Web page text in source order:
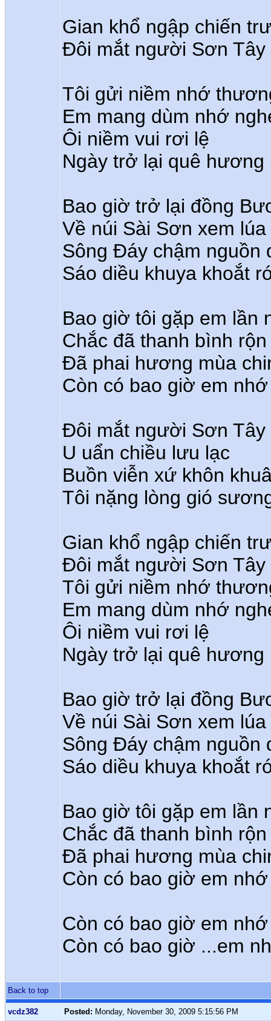
Gian khổ ngập chiến
Đôi mắt người Sơn Tây
Tôi gửi niềm nhớ
Em mang dùm nhớ
Ôi niềm vui rơi lệ
Ngày trở lại quê hương
Bao giờ trở lại đồng
Về núi Sài Sơn xem lúa
Sông Đáy chậm nguồn
Sáo diều khuya khoắt
Bao giờ tôi gặp em lần
Chắc đã thanh bình
Đã phai hương mùa
Còn có bao giờ em
Đôi mắt người Sơn Tây
U uẩn chiều lưu lạc
Buồn viễn xứ khôn
Tôi nặng lòng gió
Gian khổ ngập chiến
Đôi mắt người Sơn Tây
Tôi gửi niềm nhớ
Em mang dùm nhớ
Ôi niềm vui rơi lệ
Ngày trở lại quê hương
Bao giờ trở lại đồng
Về núi Sài Sơn xem lúa
Sông Đáy chậm nguồn
Sáo diều khuya khoắt
Bao giờ tôi gặp em lần
Chắc đã thanh bình
Đã phai hương mùa
Còn có bao giờ em
Còn có bao giờ em
Còn có bao giờ ...em
Back to top
vcdz382 Posted: Monday, November 30, 2009 5:15:56 PM